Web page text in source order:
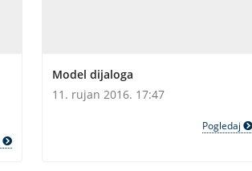
Model dijaloga
11. rujan 2016. 17:47
Pogledaj